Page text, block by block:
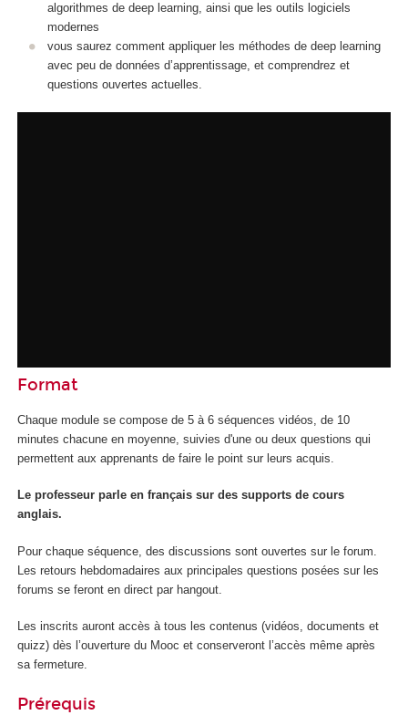
algorithmes de deep learning, ainsi que les outils logiciels
modernes
vous saurez comment appliquer les méthodes de deep learning
avec peu de données d’apprentissage, et comprendrez et
questions ouvertes actuelles.
Format
Chaque module se compose de 5 à 6 séquences vidéos, de 10
minutes chacune en moyenne, suivies d'une ou deux questions qui
permettent aux apprenants de faire le point sur leurs acquis.
Le professeur parle en français sur des supports de cours
anglais.
Pour chaque séquence, des discussions sont ouvertes sur le forum.
Les retours hebdomadaires aux principales questions posées sur les
forums se feront en direct par hangout.
Les inscrits auront accès à tous les contenus (vidéos, documents et
quizz) dès l’ouverture du Mooc et conserveront l’accès même après
sa fermeture.
Prérequis